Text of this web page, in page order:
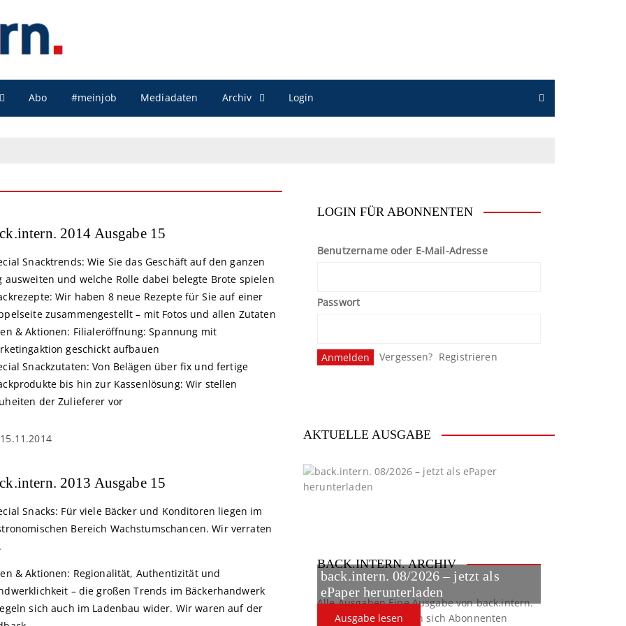
Abo #meinjob Mediadaten Archiv Login
2014 Ausgabe 15
Snacktrends: Wie Sie das Geschäft auf den ganzen
ausweiten und welche Rolle dabei belegte Brote spielen
Wir haben 8 neue Rezepte für Sie auf einer
zusammengestellt – mit Fotos und allen Zutaten
& Aktionen: Filialeröffnung: Spannung mit
geschickt aufbauen
Snackzutaten: Von Belägen über fix und fertige
bis hin zur Kassenlösung: Wir stellen
der Zulieferer vor
15.11.2014
2013 Ausgabe 15
Snacks: Für viele Bäcker und Konditoren liegen im
Bereich Wachstumschancen. Wir verraten
& Aktionen: Regionalität, Authentizität und
– die großen Trends im Bäckerhandwerk
sich auch im Ladenbau wider. Wir waren auf der
LOGIN FÜR ABONNENTEN
Benutzername oder E-Mail-Adresse
Passwort
Vergessen? Registrieren
AKTUELLE AUSGABE
back.intern. 08/2026 – jetzt als
ePaper herunterladen
Ausgabe lesen
BACK.INTERN. ARCHIV
Alle AusgabenEine Ausgabe von back.intern.
verpasst? Hier können sich Abonnenten